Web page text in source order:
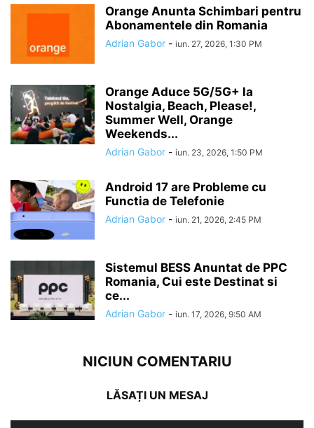
Orange Anunta Schimbari pentru
Abonamentele din Romania
Adrian Gabor - iun. 27, 2026, 1:30 PM
Orange Aduce 5G/5G+ la
Nostalgia, Beach, Please!,
Summer Well, Orange
Weekends...
Adrian Gabor - iun. 23, 2026, 1:50 PM
Android 17 are Probleme cu
Functia de Telefonie
Adrian Gabor - iun. 21, 2026, 2:45 PM
Sistemul BESS Anuntat de PPC
Romania, Cui este Destinat si
ce...
Adrian Gabor - iun. 17, 2026, 9:50 AM
NICIUN COMENTARIU
LĂSAȚI UN MESAJ